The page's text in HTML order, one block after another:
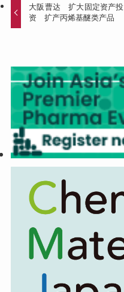
大阪曹达 扩大固定资产投
资 扩产丙烯基醚类产品